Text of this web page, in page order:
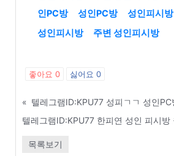
인PC방
성인PC방 성인피시방
성인피시방
주변 성인피시방
좋아요 0 싫어요 0
«
목록보기